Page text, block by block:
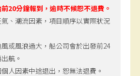
20分鐘報到，逾時不候恕不退費。
、潮流因素，項目順序以實際狀況
或風浪過大 ， 船公司會於出發前24
航。
人因素中途退出，恕無法退費。